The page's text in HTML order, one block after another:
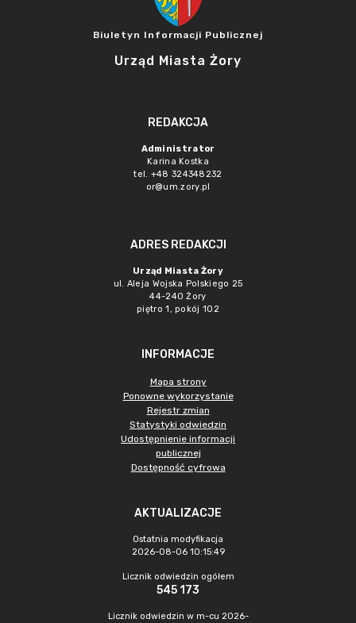
Biuletyn Informacji Publicznej
Urząd Miasta Żory
REDAKCJA
Administrator
Karina Kostka
tel. +48 324348232
or@um.zory.pl
ADRES REDAKCJI
Urząd Miasta Żory
ul. Aleja Wojska Polskiego 25
44-240 Żory
piętro 1, pokój 102
INFORMACJE
Mapa strony
Ponowne wykorzystanie
Rejestr zmian
Statystyki odwiedzin
Udostępnienie informacji
publicznej
Dostępność cyfrowa
AKTUALIZACJE
Ostatnia modyfikacja
2026-08-06 10:15:49
Licznik odwiedzin ogółem
545 173
Licznik odwiedzin w m-cu 2026-